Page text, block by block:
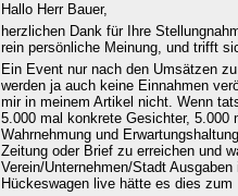
Hallo Herr Bauer,
herzlichen Dank für Ihre
rein persönliche Meinung, und trifft
Ein Event nur nach den Umsätzen
werden ja auch keine Einnahmen
mir in meinem Artikel nicht. Wenn
5.000 mal konkrete Gesichter, 5.000
Wahrnehmung und
Zeitung oder Brief zu erreichen und
Verein/Unternehmen/Stadt
Hückeswagen live hätte es dies zum